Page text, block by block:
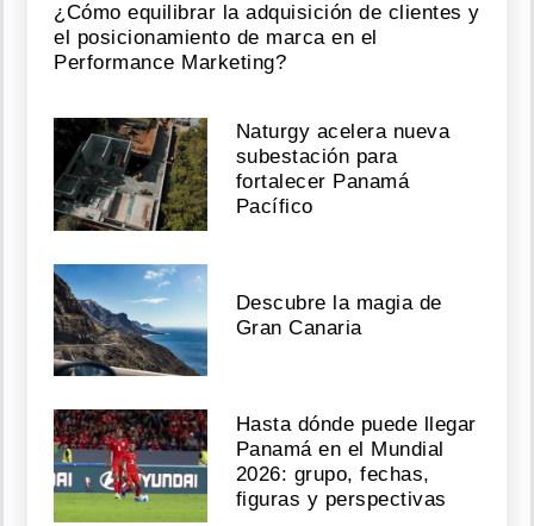
¿Cómo equilibrar la adquisición de clientes y
el posicionamiento de marca en el
Performance Marketing?
Naturgy acelera nueva
subestación para
fortalecer Panamá
Pacífico
Descubre la magia de
Gran Canaria
Hasta dónde puede llegar
Panamá en el Mundial
2026: grupo, fechas,
figuras y perspectivas